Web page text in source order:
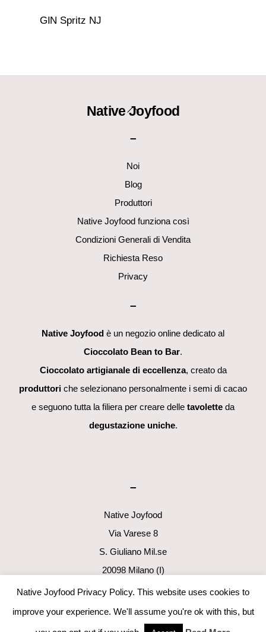
GIN Spritz NJ
Back
Native Joyfood
–
Noi
Blog
Produttori
Native Joyfood funziona così
Condizioni Generali di Vendita
Richiesta Reso
Privacy
–
Native Joyfood è un negozio online dedicato al
Cioccolato Bean to Bar.
Cioccolato artigianale di eccellenza, creato da
produttori che selezionano personalmente i semi di cacao
e seguono tutta la filiera per creare delle tavolette da
degustazione uniche.
–
Native Joyfood
Via Varese 8
S. Giuliano Mil.se
20098 Milano (I)
p.i. 06411160960
info@nativejoyfood.com
Native Joyfood Privacy Policy. This website uses cookies to
improve your experience. We'll assume you're ok with this, but